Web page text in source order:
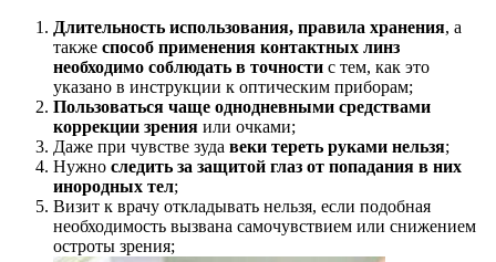
Длительность использования, правила хранения, а
также способ применения контактных линз
необходимо соблюдать в точности с тем, как это
указано в инструкции к оптическим приборам;
Пользоваться чаще однодневными средствами
коррекции зрения или очками;
Даже при чувстве зуда веки тереть руками нельзя;
Нужно следить за защитой глаз от попадания в них
инородных тел;
Визит к врачу откладывать нельзя, если подобная
необходимость вызвана самочувствием или снижением
остроты зрения;